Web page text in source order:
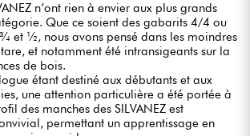
n’ont rien à envier aux plus grands
Que ce soient des gabarits 4/4 ou
et ½, nous avons pensé dans les moindres
et notamment été intransigeants sur la
de bois.
étant destiné aux débutants et aux
une attention particulière a été portée à
des manches des SILVANEZ est
permettant un apprentissage en